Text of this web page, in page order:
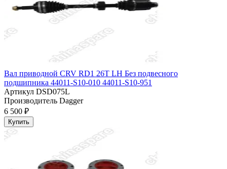
Вал приводной CRV RD1 26T LH Без подвесного
подшипника 44011-S10-010 44011-S10-951
Артикул DSD075L
Производитель Dagger
6 500 ₽
Купить